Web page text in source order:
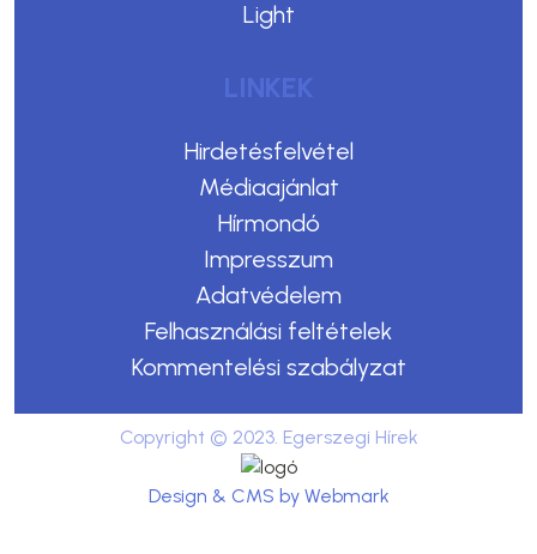
Light
LINKEK
Hirdetésfelvétel
Médiaajánlat
Hírmondó
Impresszum
Adatvédelem
Felhasználási feltételek
Kommentelési szabályzat
Copyright © 2023. Egerszegi Hírek
Design & CMS by Webmark